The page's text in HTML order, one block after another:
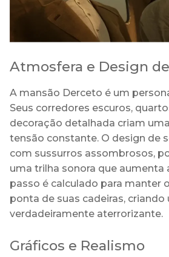
Atmosfera e Design
A mansão Derceto é um
Seus corredores escuros,
decoração detalhada criam
tensão constante. O design de
com sussurros assombrosos,
uma trilha sonora que aumenta
passo é calculado para manter
ponta de suas cadeiras, criando
verdadeiramente aterrorizante.
Gráficos e Realismo